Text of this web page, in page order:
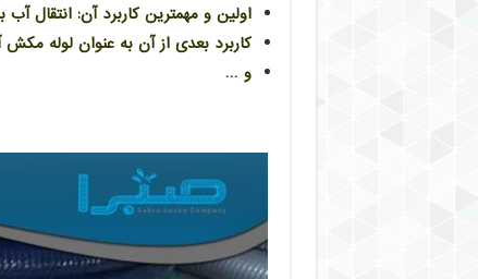
اولین و مهمترین کاربرد آن: انتقال
کاربرد بعدی از آن به عنوان لوله
و …